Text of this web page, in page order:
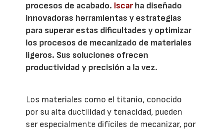
procesos de acabado. Iscarha diseñado
innovadoras herramientas y estrategias
para superar estas dificultades y optimizar
los procesos de mecanizado de materiales
ligeros. Sus soluciones ofrecen
productividad y precisión a la vez.
Los materiales como el titanio, conocido
por su alta ductilidad y tenacidad, pueden
ser especialmente difíciles de mecanizar, por